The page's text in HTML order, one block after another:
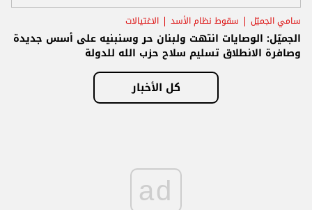
سامي الجميّل سقوط نظام الأسد الاغتيالات
الجميّل: الوصايات انتهت ولبنان حر وسنبنيه على أسس جديدة
وصافرة الانطلاق تسليم سلاح حزب الله للدولة
كل الأخبار
ad